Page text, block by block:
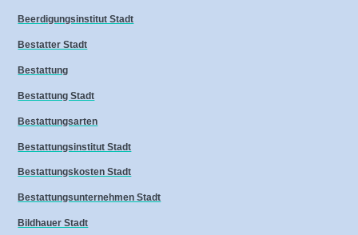
Beerdigungsinstitut Stadt
Bestatter Stadt
Bestattung
Bestattung Stadt
Bestattungsarten
Bestattungsinstitut Stadt
Bestattungskosten Stadt
Bestattungsunternehmen Stadt
Bildhauer Stadt